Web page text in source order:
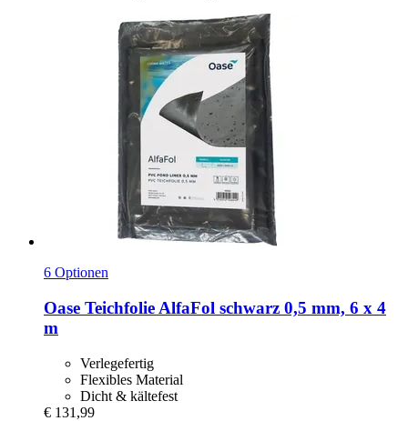
6 Optionen
Oase Teichfolie AlfaFol schwarz 0,5 mm, 6 x 4
m
Verlegefertig
Flexibles Material
Dicht & kältefest
€ 131,99